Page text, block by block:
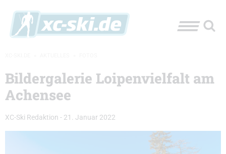
Bildergalerie Loipenvielfalt am
Achensee
XC-Ski Redaktion - 21. Januar 2022